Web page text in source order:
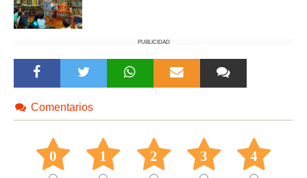
PUBLICIDAD
Comentarios
0 1 2 3 4